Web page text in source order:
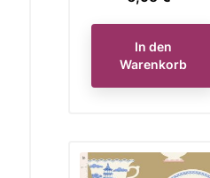
In den
Warenkorb